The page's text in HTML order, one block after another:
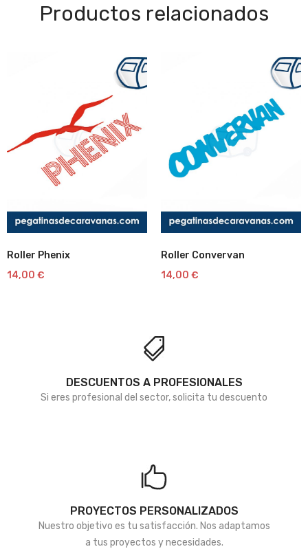
Productos relacionados
Roller Phenix
14,00 €
Roller Convervan
14,00 €
DESCUENTOS A PROFESIONALES
Si eres profesional del sector, solicita tu descuento
PROYECTOS PERSONALIZADOS
Nuestro objetivo es tu satisfacción. Nos adaptamos
a tus proyectos y necesidades.